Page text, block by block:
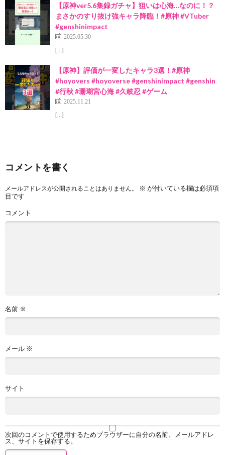
【原神ver5.6集録ガチャ】狙いは心海…なのに！？
まさかのすり抜け強キャラ降臨！#原神 #VTuber
#genshinimpact
2025.05.30
[…]
【原神】評価が一変したキャラ3選！#原神
#hoyovers #hoyoverse #genshinimpact #genshin
#行秋 #珊瑚宮心海 #久岐忍 #ゲーム
2025.11.21
[…]
コメントを書く
メールアドレスが公開されることはありません。 ※ が付いている欄は必須項
目です
コメント
名前 ※
メール ※
サイト
次回のコメントで使用するためブラウザーに自分の名前、メールアドレ
ス、サイトを保存する。